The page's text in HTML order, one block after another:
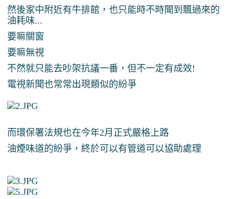
然後家中附近有牛排館，也只能時不時聞到飄過來的
油耗味...
要嘛關窗
要嘛無視
不然就只能去吵架抗議一番，但不一定有成效!
電視新聞也常常出現類似的紛爭
而環保署法規也在今年2月正式嚴格上路
油煙味道的紛爭，終於可以有管道可以協助處理